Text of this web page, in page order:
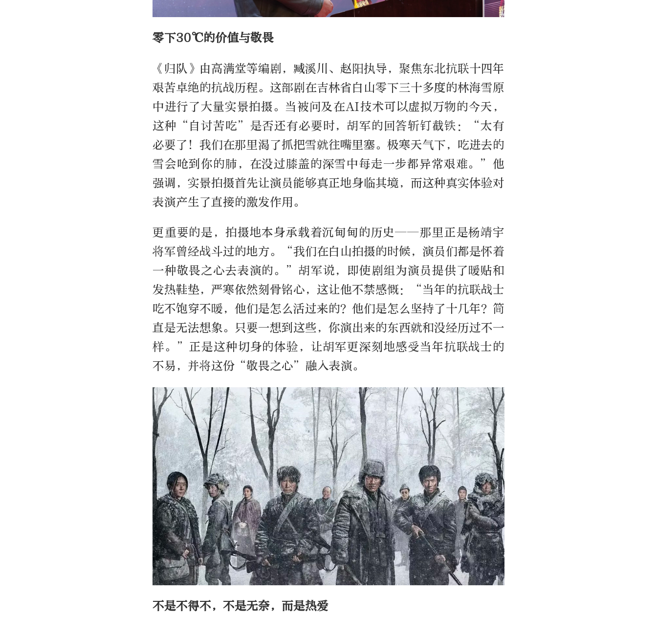
零下30℃的价值与敬畏
《归队》由高满堂等编剧，臧溪川、赵阳执导，聚焦东北抗联十四年
艰苦卓绝的抗战历程。这部剧在吉林省白山零下三十多度的林海雪原
中进行了大量实景拍摄。当被问及在AI技术可以虚拟万物的今天，
这种“自讨苦吃”是否还有必要时，胡军的回答斩钉截铁：“太有
必要了！我们在那里渴了抓把雪就往嘴里塞。极寒天气下，吃进去的
雪会呛到你的肺，在没过膝盖的深雪中每走一步都异常艰难。”他
强调，实景拍摄首先让演员能够真正地身临其境，而这种真实体验对
表演产生了直接的激发作用。
更重要的是，拍摄地本身承载着沉甸甸的历史——那里正是杨靖宇
将军曾经战斗过的地方。“我们在白山拍摄的时候，演员们都是怀着
一种敬畏之心去表演的。”胡军说，即使剧组为演员提供了暖贴和
发热鞋垫，严寒依然刻骨铭心，这让他不禁感慨：“当年的抗联战士
吃不饱穿不暖，他们是怎么活过来的？他们是怎么坚持了十几年？简
直是无法想象。只要一想到这些，你演出来的东西就和没经历过不一
样。”正是这种切身的体验，让胡军更深刻地感受当年抗联战士的
不易，并将这份“敬畏之心”融入表演。
不是不得不，不是无奈，而是热爱